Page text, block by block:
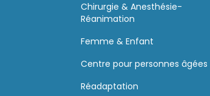
Chirurgie & Anesthésie-
Réanimation
Femme & Enfant
Centre pour personnes âgées
Réadaptation